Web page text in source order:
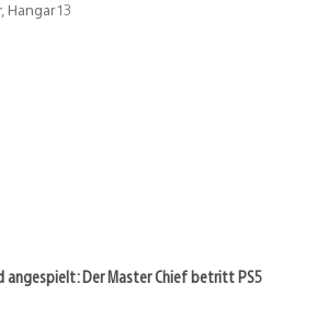
Hangar 13
angespielt: Der Master Chief betritt PS5